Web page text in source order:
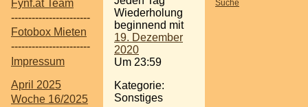
Fynf.at Team
-----------------------
Fotobox Mieten
-----------------------
Impressum
April 2025
Woche 16/2025
Suche
Wiederholung
beginnend mit
19. Dezember
2020
Um 23:59
Kategorie:
Sonstiges